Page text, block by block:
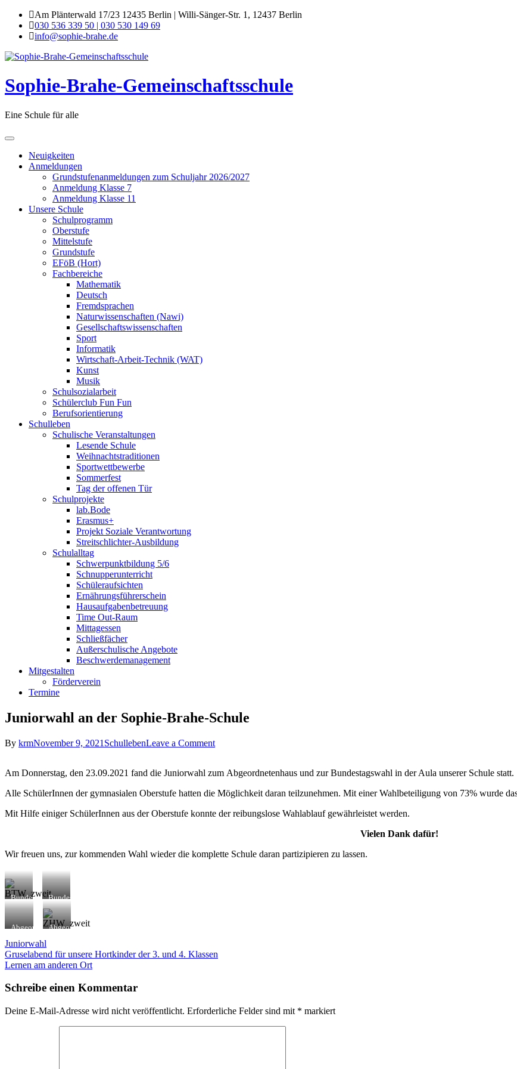
Skip
content
Am Plänterwald 17/23 12435 Berlin | Willi-Sänger-Str. 1, 12437 Berlin
030 536 339 50 | 030 530 149 69
info@sophie-brahe.de
Sophie-Brahe-Gemeinschaftsschule
Eine Schule für alle
Neuigkeiten
Anmeldungen
Grundstufenanmeldungen zum Schuljahr 2026/2027
Anmeldung Klasse 7
Anmeldung Klasse 11
Unsere Schule
Schulprogramm
Oberstufe
Mittelstufe
Grundstufe
EFöB (Hort)
Fachbereiche
Mathematik
Deutsch
Fremdsprachen
Naturwissenschaften (Nawi)
Gesellschaftswissenschaften
Sport
Informatik
Wirtschaft-Arbeit-Technik (WAT)
Kunst
Musik
Schulsozialarbeit
Schülerclub Fun Fun
Berufsorientierung
Schulleben
Schulische Veranstaltungen
Lesende Schule
Weihnachtstraditionen
Sportwettbewerbe
Sommerfest
Tag der offenen Tür
Schulprojekte
lab.Bode
Erasmus+
Projekt Soziale Verantwortung
Streitschlichter-Ausbildung
Schulalltag
Schwerpunktbildung 5/6
Schnupperunterricht
Schüleraufsichten
Ernährungsführerschein
Hausaufgabenbetreuung
Time Out-Raum
Mittagessen
Schließfächer
Außerschulische Angebote
Beschwerdemanagement
Mitgestalten
Förderverein
Termine
Juniorwahl an der Sophie-Brahe-Schule
By krmNovember 9, 2021 SchullebenLeave a Commenton
der
Brahe-
Am Donnerstag, den 23.09.2021 fand die Juniorwahl zum Abgeordnetenhaus und zur Bundestagswahl in der Aula unserer Schule statt.
Alle SchülerInnen der gymnasialen Oberstufe hatten die Möglichkeit daran teilzunehmen. Mit einer Wahlbeteiligung von 73% wurde
Mit Hilfe einiger SchülerInnen aus der Oberstufe konnte der reibungslose Wahlablauf gewährleistet werden.
Vielen Dank dafür!
Wir freuen uns, zur kommenden Wahl wieder die komplette Schule daran partizipieren zu lassen.
Bundestagswahl
– 1.
Stimme
Bundestagswahl
– 2.
Stimme
Abgeordnetenhauswahl
Stimme
Abgeordnetenhauswahl
Juniorwahl
Beitragsnavigation
Gruselabend für unsere Hortkinder der 3. und 4. Klassen
Lernen am anderen Ort
Schreibe einen Kommentar
Deine E-Mail-Adresse wird nicht veröffentlicht. Erforderliche Felder sind mit * markiert